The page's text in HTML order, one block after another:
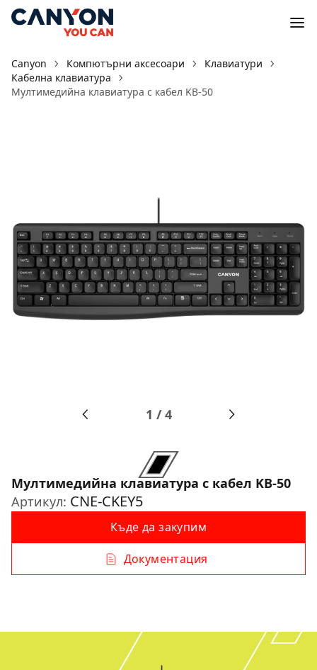
Canyon Компютърни аксесоари
Клавиатури
Кабелна клавиатура
Мултимедийна клавиатура с кабел KB-50
1 /4
Мултимедийна клавиатура с кабел KB-50
Артикул: CNE-CKEY5
Къде да закупим
Документация